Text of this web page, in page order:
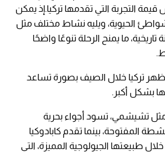
التجربة التي تقدمها تركيا.إذ يمكن
الحيوية، ويليه نشاط مختلف مثل
تاريخية، ما يمنح الرحلة تنوعًا واضحًا
تظهر تركيا خلال الصيف بصورة تساعد
بشكل أكبر.
تشيشمي، تسود أجواء بحرية
المفتوحة، بينما تقدم كابادوكيا
طبيعتها الجيولوجية المميزة، التي